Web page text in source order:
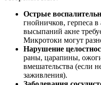
Острые
гнойничков, герпеса
высыпаний акне
Микротоки могут
Нарушение
раны, царапины,
вмешательства (если
заживления).